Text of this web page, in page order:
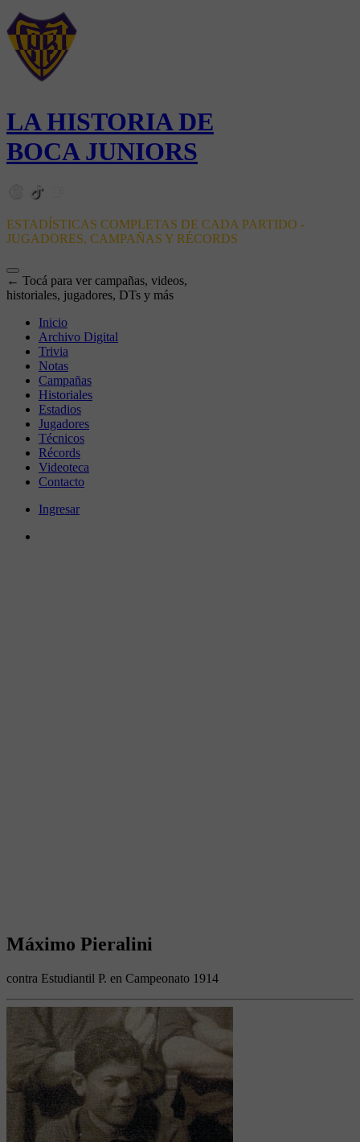
LA HISTORIA DE
BOCA JUNIORS
ESTADÍSTICAS COMPLETAS DE CADA PARTIDO -
JUGADORES, CAMPAÑAS Y RÉCORDS
← Tocá para ver campañas, videos,
historiales, jugadores, DTs y más
Inicio
Archivo Digital
Trivia
Notas
Campañas
Historiales
Estadios
Jugadores
Técnicos
Récords
Videoteca
Contacto
Ingresar
Máximo Pieralini
contra Estudiantil P. en Campeonato 1914